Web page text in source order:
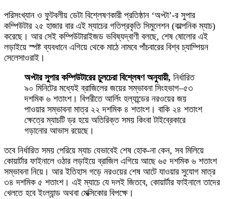
পরিসংখ্যান ও ফুটবলীয় ডেটা বিশ্লেষণকারী প্রতিষ্ঠান ‘অপ্টা’-র সুপার
কম্পিউটার ২৫ হাজার বার এই ম্যাচের গতিপ্রকৃতি সিমুলেশন (কাল্পনিক ম্যাচ)
করেছে। আর সেই কম্পিউটারাইজড ভবিষ্যদ্বাণী বলছে, শেষ ষোলোর এই
লড়াইয়ে স্পষ্ট ব্যবধানে এগিয়ে থেকে মাঠে নামবে পাঁচবারের বিশ্ব চ্যাম্পিয়ন
সেলেসাওরাই।
অপ্টার সুপার কম্পিউটারের চুলচেরা বিশ্লেষণ অনুযায়ী, নির্ধারিত
৯০ মিনিটের মধ্যেই ব্রাজিলের জয়ের সম্ভাবনা সিংহভাগ–৫৩
দশমিক ৬ শতাংশ। বিপরীতে আর্লিং হল্যান্ডের নরওয়ের জয়
পাওয়ার সম্ভাবনা মাত্র ২২ দশমিক ৪ শতাংশ। বাকি ২৪ শতাংশ
ক্ষেত্রে ম্যাচটি ড্র হয়ে অতিরিক্ত সময় কিংবা টাইব্রেকারে
গড়ানোর আভাস রয়েছে।
তবে নির্ধারিত সময় পেরিয়ে ম্যাচ যেভাবেই শেষ হোক-না কেন, সব মিলিয়ে
কোয়ার্টার ফাইনালে ওঠার লড়াইয়ে ব্রাজিল এগিয়ে আছে ৬৫ দশমিক ৬ শতাংশ
সম্ভাবনা নিয়ে। আর ইতিহাস গড়ে নরওয়ের শেষ আটে যাওয়ার সুযোগ মাত্র
৩৪ দশমিক ৫ শতাংশ। এই ম্যাচে যে দলই জিতবে, কোয়ার্টার ফাইনালে তাদের
খেলতে হবে ইংল্যান্ড অথবা মেক্সিকোর বিপক্ষে।